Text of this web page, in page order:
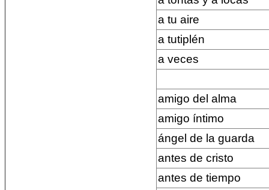
a tu aire
a tutiplén
a veces
amigo del alma
amigo íntimo
ángel de la guarda
antes de cristo
antes de tiempo